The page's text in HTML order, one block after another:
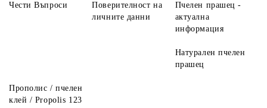
Чести Въпроси
Поверителност на
личните данни
Пчелен прашец -
актуална
информация
Натурален пчелен
прашец
Прополис / пчелен
клей / Propolis 123